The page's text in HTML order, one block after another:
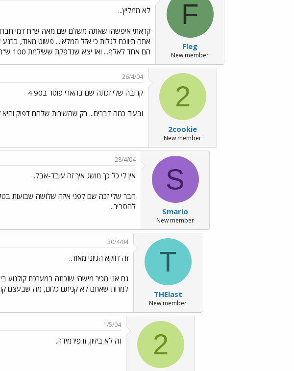
F
Fleg
New member
לא ממליץ...
קראתי איפשהו שאתה משלם שם מאה ש"ח דמי
הם אחד לאלף... ואז יצא שנדפקת ששילמת 100 ש"ח... כי פשוט אין סיכוי שתזכה...
2
2cookie
New member
26/4/04
קרובה שלי זכתה שם בהארי פוטר ב4.90
ובעוד כמה דברים... רק שהשירות שלהם דפוק
S
Smario
New member
28/4/04
אין לי כל כך מושג איך זה עובד-אבל..
להסביר...
T
THElast
New member
30/4/04
זה דווקא הגיוני מאוד..
למרות שאתם לא קניתם כלום, מה שבעצם
2
1/5/04
זה לא ביזיון, זו פירמידה.